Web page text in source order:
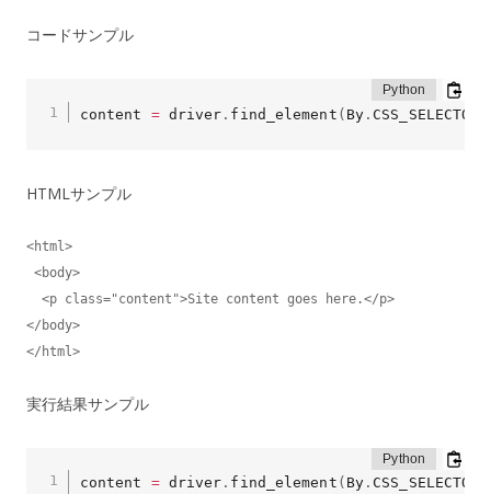
コードサンプル
content = driver . find_element ( By . CSS_SELECTOR
HTMLサンプル
<html>
</body>
</html>
実行結果サンプル
content = driver . find_element ( By . CSS_SELECTOR